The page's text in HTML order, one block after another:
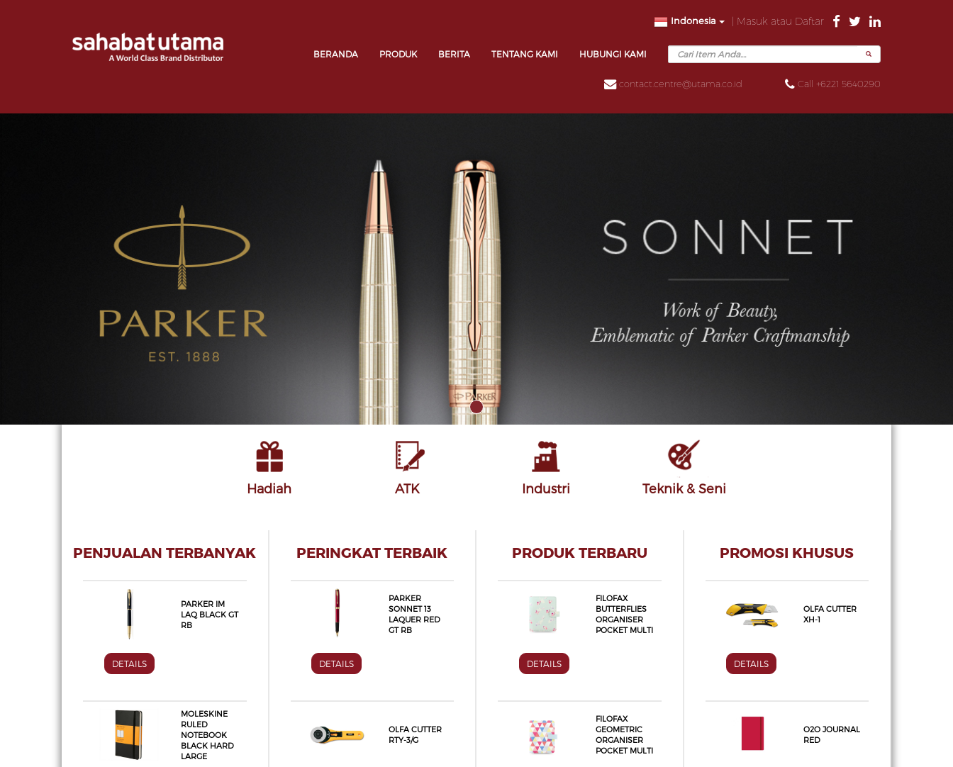
| Masuk atau Daftar
Indonesia
BERANDA PRODUK BERITA TENTANG KAMI HUBUNGI KAMI
contact.centre@utama.co.id Call +6221 5640290
Hadiah ATK Industri Teknik & Seni
PENJUALAN TERBANYAK
PARKER IM
LAQ BLACK GT
RB
DETAILS
MOLESKINE
RULED
NOTEBOOK
BLACK HARD
LARGE
PERINGKAT TERBAIK
PARKER
SONNET 13
LAQUER RED
GT RB
DETAILS
OLFA CUTTER
RTY-3/G
PRODUK TERBARU
FILOFAX
BUTTERFLIES
ORGANISER
POCKET MULTI
DETAILS
FILOFAX
GEOMETRIC
ORGANISER
POCKET MULTI
PROMOSI KHUSUS
OLFA CUTTER
XH-1
DETAILS
O2O JOURNAL
RED